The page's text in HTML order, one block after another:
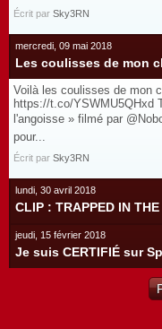
Écrit par Sky3RN
mercredi, 09 mai 2018
Les coulisses de mon
Voilà les coulisses de mon
https://t.co/YSWMU5QHxd
l'angoisse » filmé par
pour...
Écrit par Sky3RN
lundi, 30 avril 2018
CLIP : TRAPPED IN
jeudi, 15 février 2018
Je suis CERTIFIÉ sur